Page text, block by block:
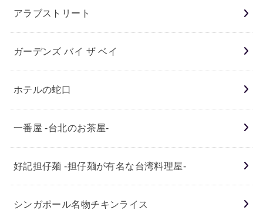
アラブストリート
ガーデンズ バイ ザ ベイ
ホテルの蛇口
一番屋 -台北のお茶屋-
好記担仔麺 -担仔麺が有名な台湾料理屋-
シンガポール名物チキンライス